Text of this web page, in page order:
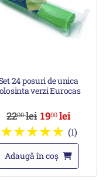
24 posuri de unica
verzi Eurocas
2200lei 1900lei
(1)
Adaugă în coș